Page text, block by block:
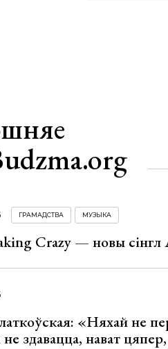
ГРАМАДСТВА МУЗЫКА
Crazy — новы сінгл
«Няхай не
не здавацца, нават